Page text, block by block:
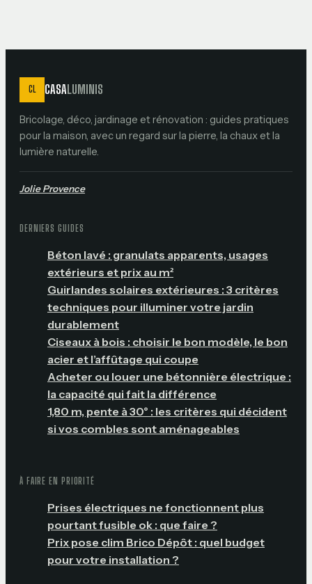
CL CASALUMINIS
Bricolage, déco, jardinage et rénovation : guides pratiques
pour la maison, avec un regard sur la pierre, la chaux et la
lumière naturelle.
Jolie Provence
DERNIERS GUIDES
Béton lavé : granulats apparents, usages
extérieurs et prix au m²
Guirlandes solaires extérieures : 3 critères
techniques pour illuminer votre jardin
durablement
Ciseaux à bois : choisir le bon modèle, le bon
acier et l’affûtage qui coupe
Acheter ou louer une bétonnière électrique :
la capacité qui fait la différence
1,80 m, pente à 30° : les critères qui décident
si vos combles sont aménageables
À FAIRE EN PRIORITÉ
Prises électriques ne fonctionnent plus
pourtant fusible ok : que faire ?
Prix pose clim Brico Dépôt : quel budget
pour votre installation ?